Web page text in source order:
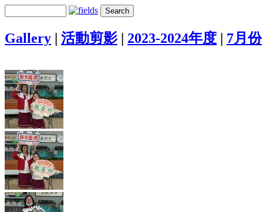
Gallery | 活動剪影 | 2023-2024年度 | 7月份